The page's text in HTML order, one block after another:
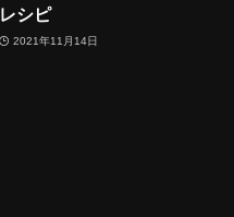
レシピ
2021年11月14日